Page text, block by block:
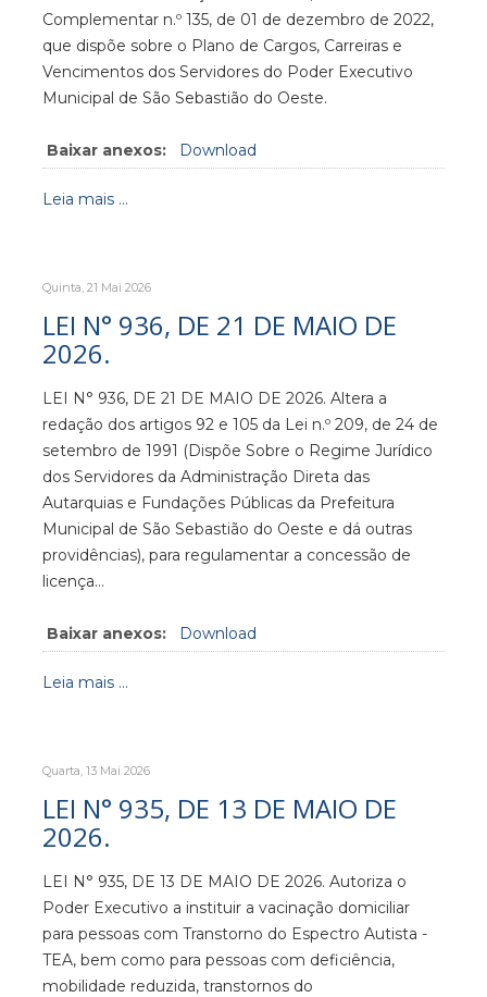
Complementar n.º 135, de 01 de dezembro de 2022,
que dispõe sobre o Plano de Cargos, Carreiras e
Vencimentos dos Servidores do Poder Executivo
Municipal de São Sebastião do Oeste.
Baixar anexos: Download
Leia mais ...
Quinta, 21 Mai 2026
LEI N° 936, DE 21 DE MAIO DE
2026.
LEI N° 936, DE 21 DE MAIO DE 2026. Altera a
redação dos artigos 92 e 105 da Lei n.º 209, de 24 de
setembro de 1991 (Dispõe Sobre o Regime Jurídico
dos Servidores da Administração Direta das
Autarquias e Fundações Públicas da Prefeitura
Municipal de São Sebastião do Oeste e dá outras
providências), para regulamentar a concessão de
licença…
Baixar anexos: Download
Leia mais ...
Quarta, 13 Mai 2026
LEI N° 935, DE 13 DE MAIO DE
2026.
LEI N° 935, DE 13 DE MAIO DE 2026. Autoriza o
Poder Executivo a instituir a vacinação domiciliar
para pessoas com Transtorno do Espectro Autista -
TEA, bem como para pessoas com deficiência,
mobilidade reduzida, transtornos do